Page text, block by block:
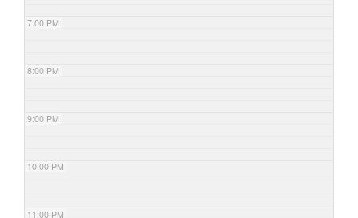
7:00 PM
8:00 PM
9:00 PM
10:00 PM
11:00 PM